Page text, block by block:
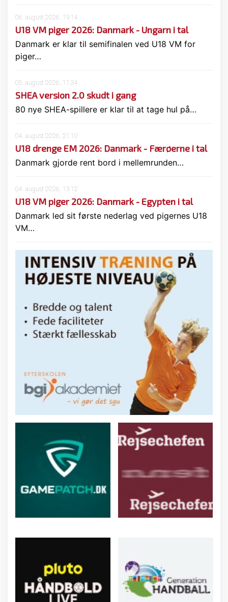
06. august 2026, 19:14
U18 VM piger 2026: Danmark - Ungarn i tal
Danmark er klar til semifinalen ved U18 VM for
piger…
05. august 2026, 11:34
SHEA version 2.0 skudt i gang
80 nye SHEA-spillere er klar til at tage hul på…
04. august 2026, 21:10
U18 drenge EM 2026: Danmark - Færøerne i tal
Danmark gjorde rent bord i mellemrunden…
04. august 2026, 13:12
U18 VM piger 2026: Danmark - Egypten i tal
Danmark led sit første nederlag ved pigernes U18
VM…